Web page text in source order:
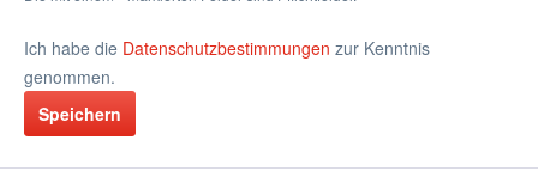
Ich habe die Datenschutzbestimmungen zur Kenntnis
genommen.
Speichern